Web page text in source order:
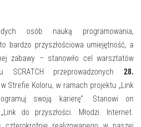
osób nauką programowania,
bardzo przyszłościowa umiejętność, a
zabawy – stanowiło cel warsztatów
SCRATCH przeprowadzonych 28.
Koloru, w ramach projektu „Link
swoją karierę”. Stanowi on
do przyszłości. Młodzi. Internet.